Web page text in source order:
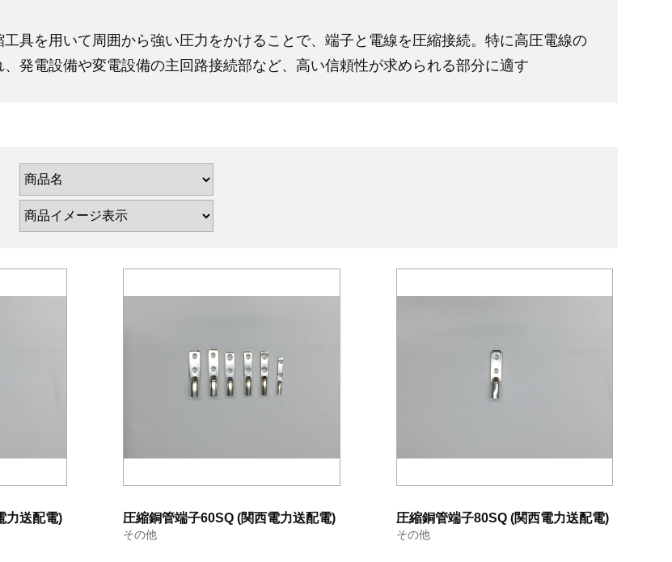
具を用いて周囲から強い圧力をかけることで、端子と電線を圧縮接続。特に高圧電線の
発電設備や変電設備の主回路接続部など、高い信頼性が求められる部分に適す
力送配電) 圧縮銅管端子60SQ (関西電力送配電)
その他
圧縮銅管端子80SQ (関西電力送配電)
その他